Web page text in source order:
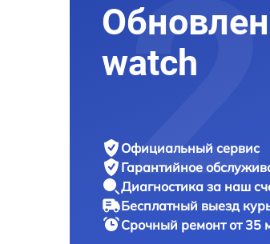
watch
Официальный сервис
Гарантийное
Диагностика за наш
Бесплатный выезд
Срочный ремонтот 35